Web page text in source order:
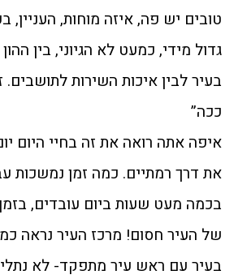
טובים יש פה, איזה מוחות, העניין,
גדול מידי, כמעט לא הגיוני, בין
בעיר לבין איכות השירות לתושבים.
ככה”
איפה אתה רואה את זה בחיי היום
את דרך רמתיים. כמה זמן נמשכות
בכמה מעט שעות ביום עובדים,
בעיר עם ראש עיר מתפקד- לא